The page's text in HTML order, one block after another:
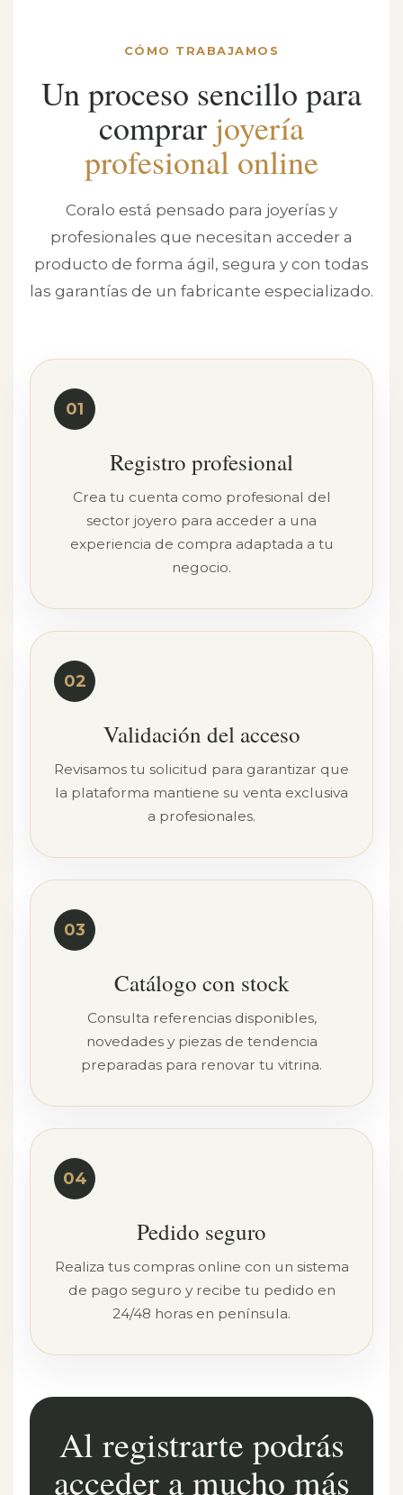
CÓMO TRABAJAMOS
Un proceso sencillo para
comprar joyería
profesional online
Coralo está pensado para joyerías y
profesionales que necesitan acceder a
producto de forma ágil, segura y con todas
las garantías de un fabricante especializado.
01
Registro profesional
Crea tu cuenta como profesional del
sector joyero para acceder a una
experiencia de compra adaptada a tu
negocio.
02
Validación del acceso
Revisamos tu solicitud para garantizar que
la plataforma mantiene su venta exclusiva
a profesionales.
03
Catálogo con stock
Consulta referencias disponibles,
novedades y piezas de tendencia
preparadas para renovar tu vitrina.
04
Pedido seguro
Realiza tus compras online con un sistema
de pago seguro y recibe tu pedido en
24/48 horas en península.
Al registrarte podrás
acceder a mucho más